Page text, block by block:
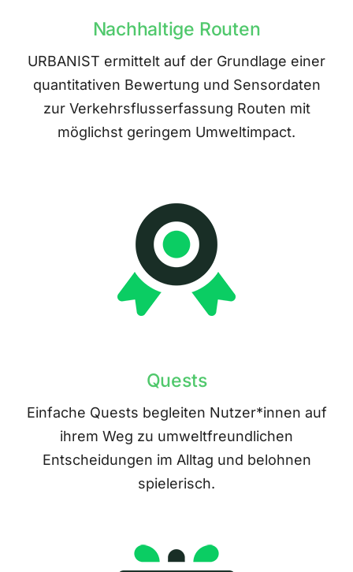
Nachhaltige Routen
URBANIST ermittelt auf der Grundlage einer
quantitativen Bewertung und Sensordaten
zur Verkehrsflusserfassung Routen mit
möglichst geringem Umweltimpact.
Quests
Einfache Quests begleiten Nutzer*innen auf
ihrem Weg zu umweltfreundlichen
Entscheidungen im Alltag und belohnen
spielerisch.